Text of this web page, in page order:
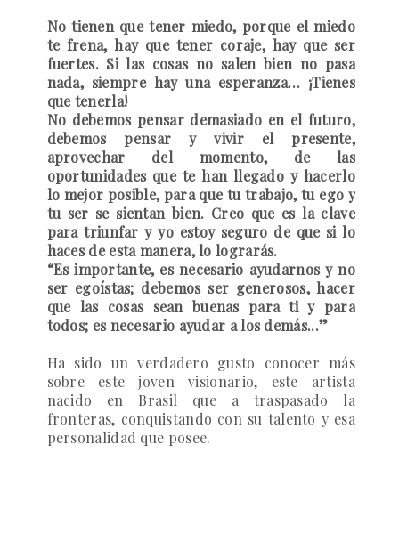
No tienen que tener miedo, porque el miedo
te frena, hay que tener coraje, hay que ser
fuertes. Si las cosas no salen bien no pasa
nada, siempre hay una esperanza… ¡Tienes
que tenerla!
No debemos pensar demasiado en el futuro,
debemos pensar y vivir el presente,
aprovechar del momento, de las
oportunidades que te han llegado y hacerlo
lo mejor posible, para que tu trabajo, tu ego y
tu ser se sientan bien. Creo que es la clave
para triunfar y yo estoy seguro de que si lo
haces de esta manera, lo lograrás.
“Es importante, es necesario ayudarnos y no
ser egoístas; debemos ser generosos, hacer
que las cosas sean buenas para ti y para
todos; es necesario ayudar a los demás...”
Ha sido un verdadero gusto conocer más
sobre este joven visionario, este artista
nacido en Brasil que a traspasado la
fronteras, conquistando con su talento y esa
personalidad que posee.